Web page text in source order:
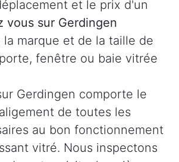
et le prix d'un
vous sur Gerdingen
marque et de la taille de
fenêtre ou baie vitrée
Gerdingen comporte le
de toutes les
au bon fonctionnement
vitré. Nous inspectons